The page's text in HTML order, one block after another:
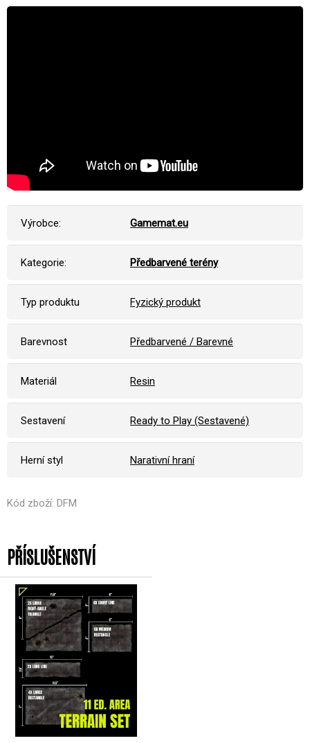
Výrobce: Gamemat.eu
Kategorie: Předbarvené terény
Typ produktu Fyzický produkt
Barevnost Předbarvené / Barevné
Materiál Resin
Sestavení Ready to Play (Sestavené)
Herní styl Narativní hraní
Kód zboží: DFM
PŘÍSLUŠENSTVÍ